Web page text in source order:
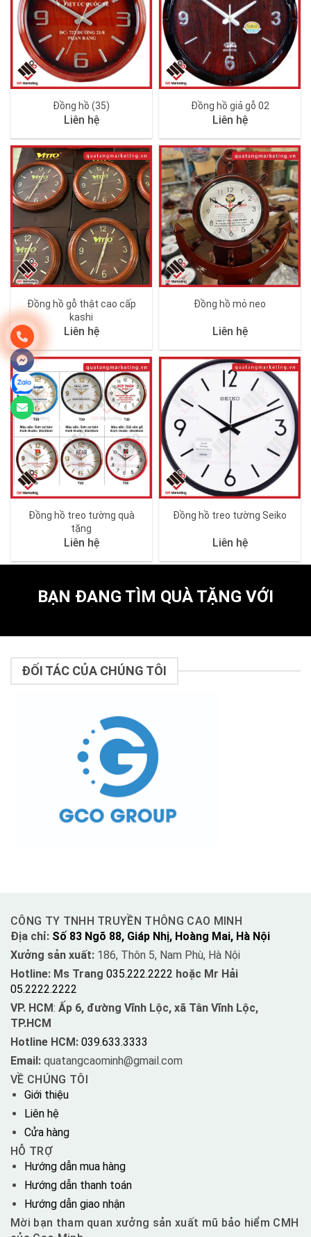
Đồng hồ (35)
Liên hệ
Đồng hồ giả gỗ 02
Liên hệ
Đồng hồ gỗ thật cao cấp
kashi
Liên hệ
Đồng hồ mỏ neo
Liên hệ
Đồng hồ treo tường quà
tặng
Liên hệ
Đồng hồ treo tường Seiko
Liên hệ
BẠN ĐANG TÌM QUÀ TẶNG VỚI
ĐỐI TÁC CỦA CHÚNG TÔI
CÔNG TY TNHH TRUYỀN THÔNG CAO MINH
Địa chỉ: Số 83 Ngõ 88, Giáp Nhị, Hoàng Mai, Hà Nội
Xưởng sản xuất: 186, Thôn 5, Nam Phù, Hà Nội
Hotline: Ms Trang 035.222.2222 hoặc Mr Hải
05.2222.2222
VP. HCM: Ấp 6, đường Vĩnh Lộc, xã Tân Vĩnh Lộc,
TP.HCM
Hotline HCM: 039.633.3333
Email: quatangcaominh@gmail.com
VỀ CHÚNG TÔI
Giới thiệu
Liên hệ
Cửa hàng
HỖ TRỢ
Hướng dẫn mua hàng
Hướng dẫn thanh toán
Hướng dẫn giao nhận
Mời bạn tham quan xưởng sản xuất mũ bảo hiểm CMH